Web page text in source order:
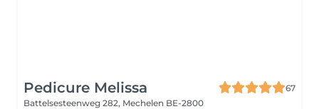
Pedicure Melissa
67
Battelsesteenweg 282, Mechelen BE-2800